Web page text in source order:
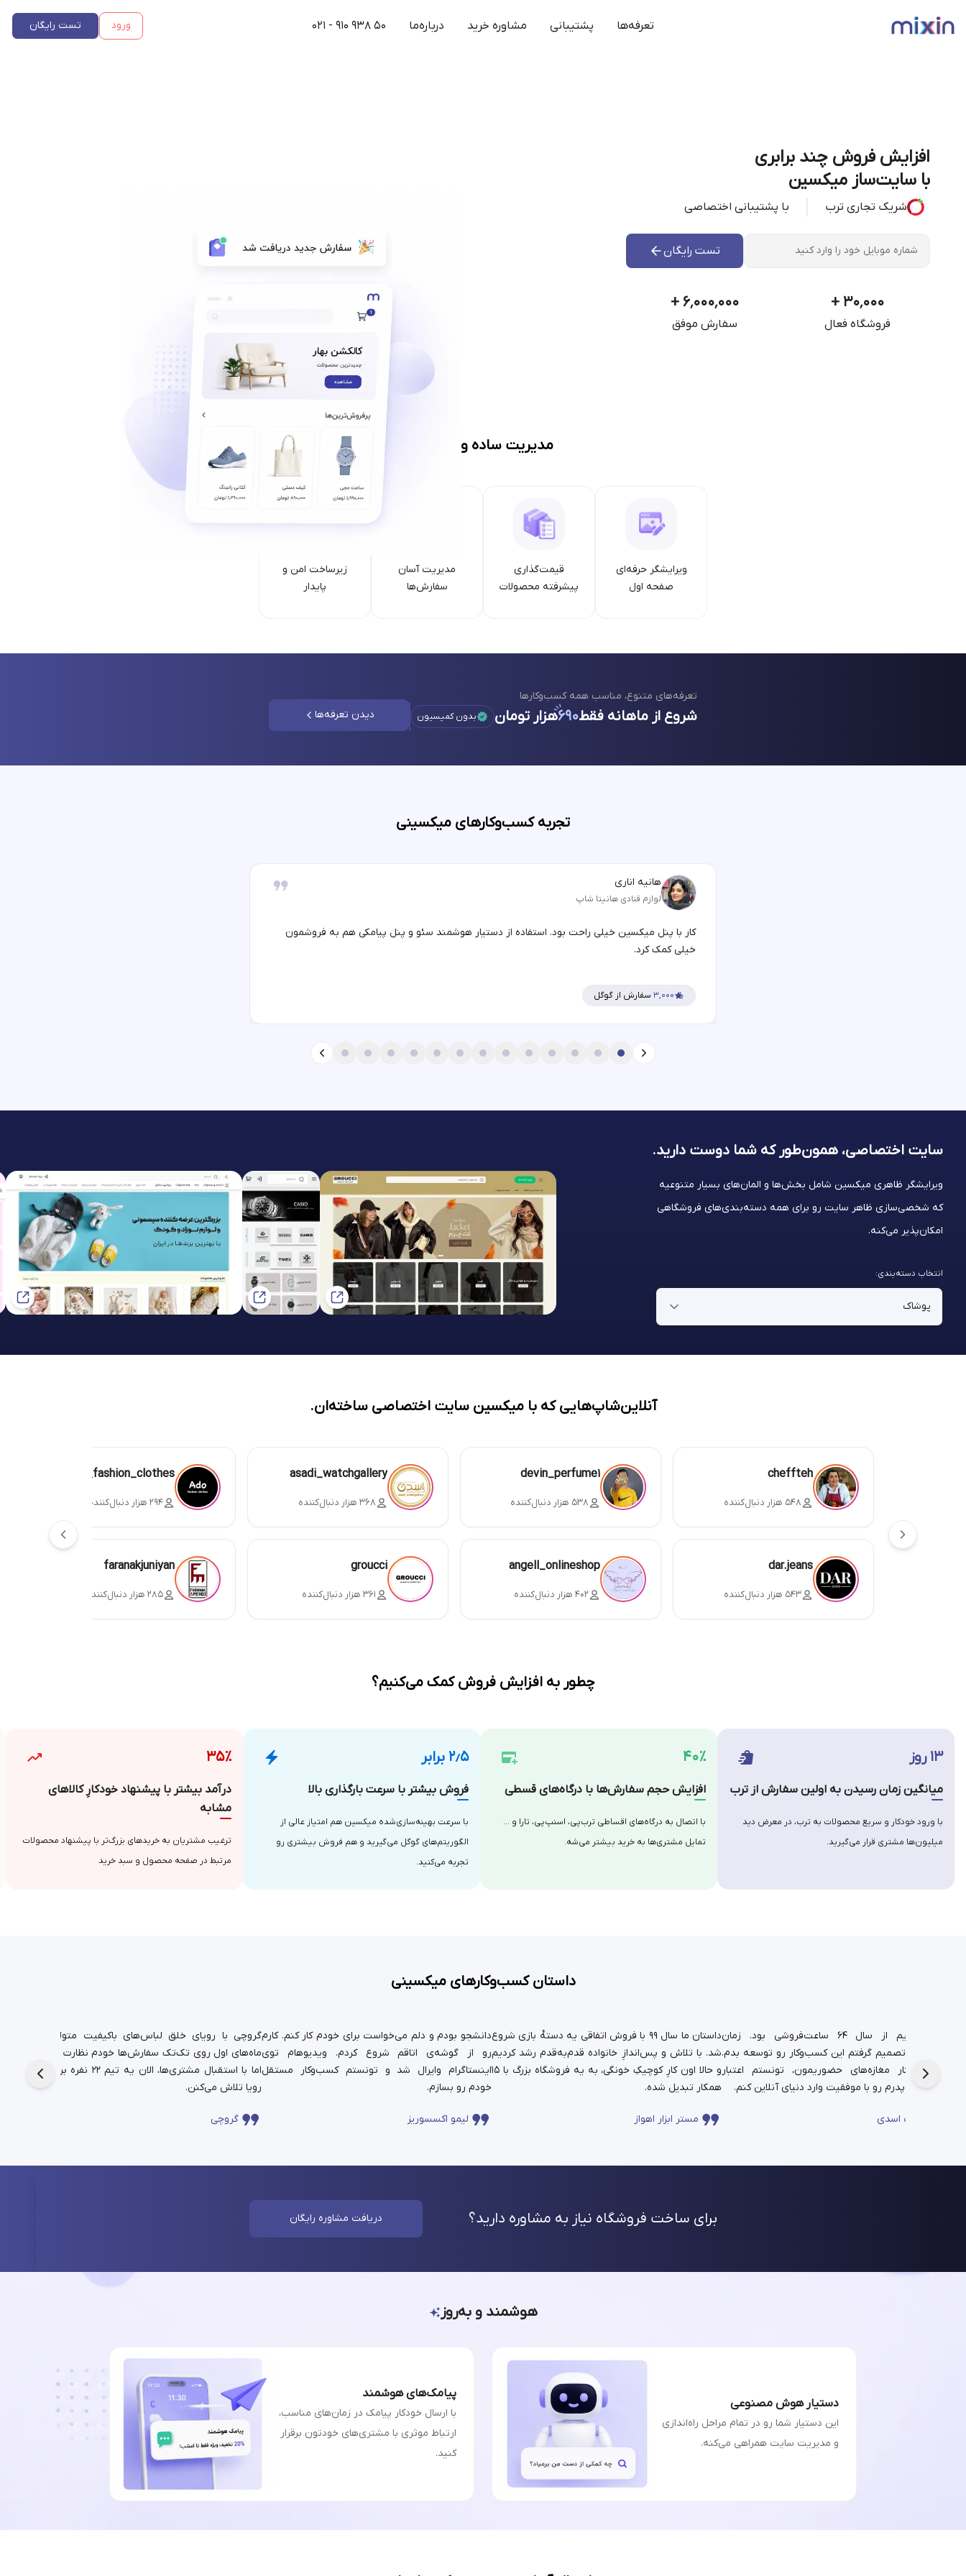
تعرفه‌ها پشتیبانی مشاوره خرید درباره‌ما ۰۲۱ - ۹۱۰ ۹۳۸ ۵۰ ورود تست رایگان
افزایش فروش چند برابری
با سایت‌ساز میکسین
شریک تجاری ترب با پشتیبانی اختصاصی
تست رایگان
۳۰٬۰۰۰ +
فروشگاه فعال
۶٬۰۰۰٬۰۰۰ +
سفارش موفق
مدیریت ساده و حرفه‌ای
ویرایشگر حرفه‌ای
صفحه اول
قیمت‌گذاری
پیشرفته محصولات
مدیریت آسان
سفارش‌ها
زیرساخت امن‌ و
پایدار
تعرفه‌های متنوع، مناسب همه کسب‌وکارها
شروع از ماهانه فقط۶۹۰هزار تومان بدون کمیسیون دیدن تعرفه‌ها
تجربه کسب‌وکارهای میکسینی
هانیه اناری
لوازم قنادی هانیتا شاپ
کار با پنل میکسین خیلی راحت بود. استفاده از دستیار هوشمند سئو و پنل پیامکی هم به فروشمون
خیلی کمک کرد.
۳,۰۰۰ سفارش از گوگل
سایت اختصاصی، همون‌طور که شما دوست دارید.
ویرایشگر ظاهری میکسین شامل بخش‌ها و المان‌های بسیار متنوعیه
که شخصی‌سازی ظاهر سایت رو برای همه دسته‌بندی‌های فروشگاهی
امکان‌پذیر می‌کنه.
انتخاب دسته‌بندی:
آنلاین‌شاپ‌هایی که با میکسین سایت اختصاصی ساخته‌ان.
cheffteh
۵۴۸ هزار دنبال‌کننده
devin_perfume1
۵۳۸ هزار دنبال‌کننده
asadi_watchgallery
۳۶۸ هزار دنبال‌کننده
ado_fashion_clothes
۲۹۴ هزار دنبال‌کننده
dar.jeans
۵۴۳ هزار دنبال‌کننده
angell_onlineshop
۴۰۲ هزار دنبال‌کننده
groucci
۳۶۱ هزار دنبال‌کننده
faranakjuniyan
۲۸۵ هزار دنبال‌کننده
چطور به افزایش فروش کمک می‌کنیم؟
۳۵٪
درآمد بیشتر با پیشنهاد خودکارِ کالاهای
مشابه
ترغیب مشتریان به خریدهای بزرگ‌تر با پیشنهاد محصولات
مرتبط در صفحه محصول و سبد خرید
۲٫۵ برابر
فروش بیشتر با سرعت بارگذاری بالا
با سرعت بهینه‌سازی‌شده میکسین هم امتیاز عالی از
الگوریتم‌های گوگل می‌گیرید و هم فروش بیشتری رو
تجربه می‌کنید.
۴۰٪
افزایش حجم سفارش‌ها با درگاه‌های قسطی
با اتصال به درگاه‌های اقساطی ترب‌پی، اسنپ‌پی، تارا و …
تمایل مشتری‌ها به خرید بیشتر می‌شه.
۱۳ روز
میانگین زمان رسیدن به اولین سفارش از ترب
با ورود خودکار و سریع محصولات به ترب، در معرض دید
میلیون‌ها مشتری قرار می‌گیرید.
داستان کسب‌وکارهای میکسینی
گروچی با رویای خلق لباس‌های باکیفیت متولد شد.
ماه‌های اول روی تک‌تک سفارش‌ها خودم نظارت داشتم،
اما با استقبال مشتری‌ها، الان یه تیم ۲۲ نفره برای این
رویا تلاش می‌کنن.
گروچی
دانشجو بودم و دلم می‌خواست برای خودم کار کنم. کارم
رو از گوشه‌ی اتاقم شروع کردم. ویدیوهام توی
اینستاگرام وایرال شد و تونستم کسب‌وکار مستقل
خودم رو بسازم.
لیمو اکسسوریز
داستان ما سال ۹۹ با فروش اتفاقی یه دسته‌ٔ بازی شروع
شد. با تلاش و پس‌اندازِ خانواده قدم‌به‌قدم رشد کردیم
و حالا اون کارِ کوچیکِ خونگی، به یه فروشگاه بزرگ با ۱۵
همکار تبدیل شده.
مستر ابزار اهواز
شغل پدریم از سال ۶۴ ساعت‌فروشی بود. زمان
دانشجویی تصمیم گرفتم این کسب‌وکار رو توسعه بدم.
حالا در کنار مغازه‌های حضوریمون، تونستم اعتبار
چندساله‌ی پدرم رو با موفقیت وارد دنیای آنلاین کنم.
ساعت اسدی
برای ساخت فروشگاه نیاز به مشاوره دارید؟ دریافت مشاوره رایگان
هوشمند و به‌روز
دستیار هوش مصنوعی
این دستیار شما رو در تمام مراحل راه‌اندازی
و مدیریت سایت همراهی می‌کنه.
پیامک‌های هوشمند
با ارسال خودکار پیامک در زمان‌های مناسب،
ارتباط موثری با مشتری‌های خودتون برقرار
کنید.